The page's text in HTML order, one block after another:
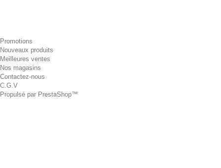
Promotions
Nouveaux produits
Meilleures ventes
Nos magasins
Contactez-nous
C.G.V
Propulsé par PrestaShop™